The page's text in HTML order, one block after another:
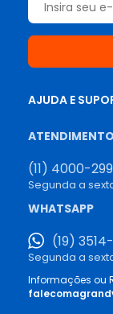
AJUDA E
(11) 4000-
Segunda a
WHATSAPP
(19)
Segunda a
Informações ou